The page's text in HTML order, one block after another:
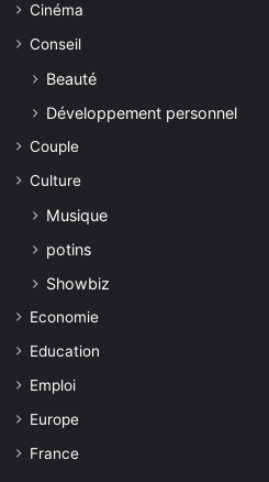
Cinéma
Conseil
Beauté
Développement personnel
Couple
Culture
Musique
potins
Showbiz
Economie
Education
Emploi
Europe
France